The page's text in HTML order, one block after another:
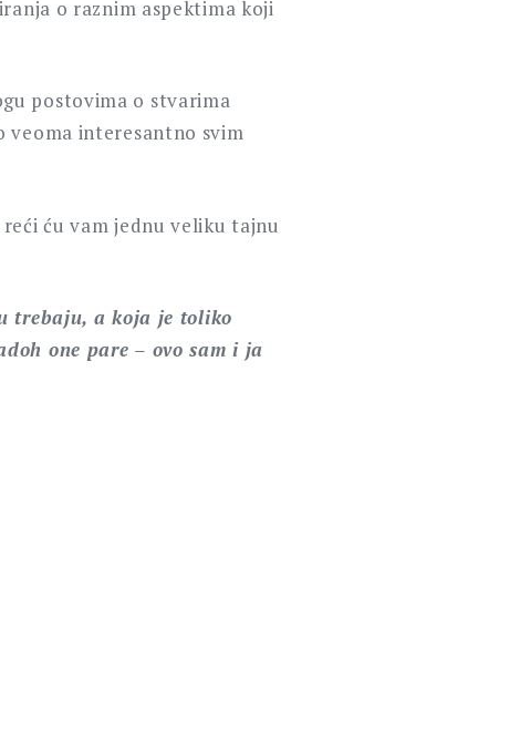
o raznim aspektima koji
postovima o stvarima
veoma interesantno svim
ću vam jednu veliku tajnu
trebaju, a koja je toliko
one pare – ovo sam i ja